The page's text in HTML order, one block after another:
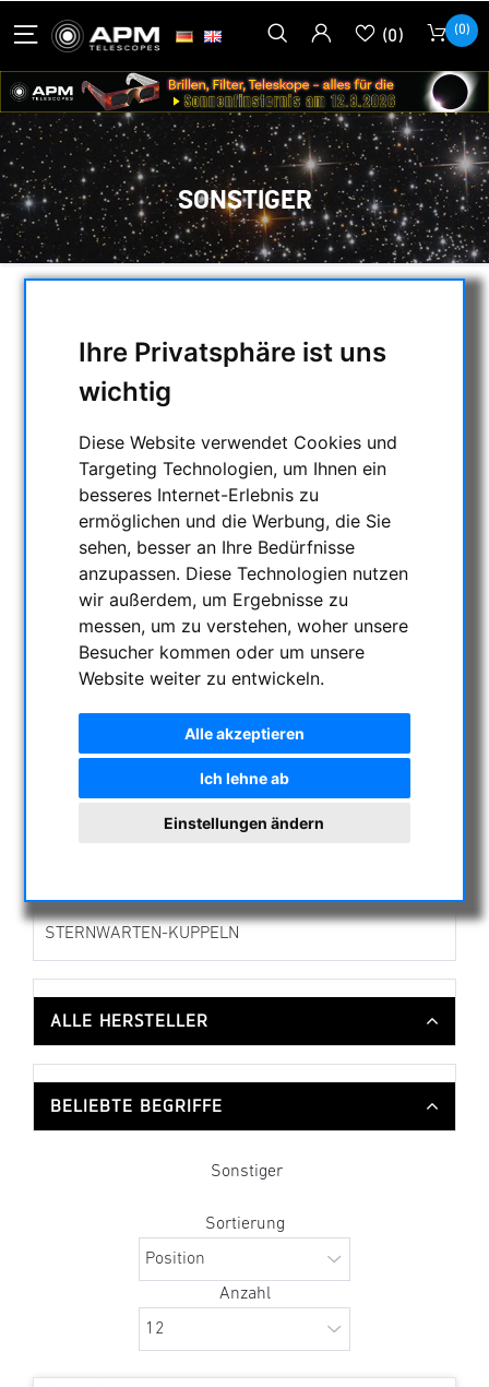
Ihre Privatsphäre ist uns
wichtig
Diese Website verwendet Cookies und
Targeting Technologien, um Ihnen ein
besseres Internet-Erlebnis zu
ermöglichen und die Werbung, die Sie
sehen, besser an Ihre Bedürfnisse
anzupassen. Diese Technologien nutzen
wir außerdem, um Ergebnisse zu
messen, um zu verstehen, woher unsere
Besucher kommen oder um unsere
Website weiter zu entwickeln.
Alle akzeptieren
Ich lehne ab
Einstellungen ändern
(0) (0)
SONSTIGER
KATEGORIEN
NACHTSICHTGERÄTE , WÄRMEKAMERAS &
ENTFERNUNGSMESSER
AKTUELLE ANGEBOTE
ASTROPROFESSIONAL TELESCOPES
SECONDHAND & LAGERBESTAND
APM PRODUKTE
ASTROEINSTIEG
SONNENBEOBACHTUNG
FERNGLÄSER, SPEKTIVE
TELESKOPE
MONTIERUNGEN & STATIVE
CMOS & CCD KAMERAS
FOTOSTATIVE & ZUBEHÖR
STERNWARTEN-KUPPELN
ALLE HERSTELLER
BELIEBTE BEGRIFFE
Sonstiger
Sortierung
Anzahl